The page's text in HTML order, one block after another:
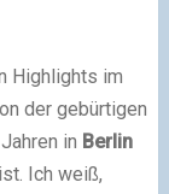
Highlights im
der gebürtigen
in Berlin
Ich weiß,